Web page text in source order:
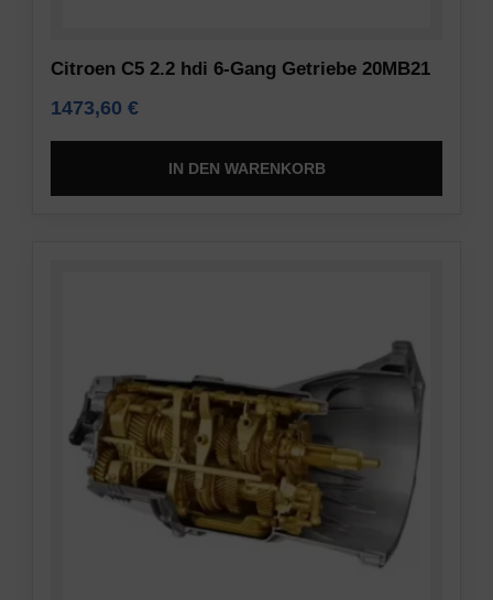
Citroen C5 2.2 hdi 6-Gang Getriebe 20MB21
1473,60 €
IN DEN WARENKORB